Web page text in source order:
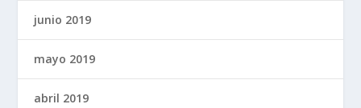
junio 2019
mayo 2019
abril 2019